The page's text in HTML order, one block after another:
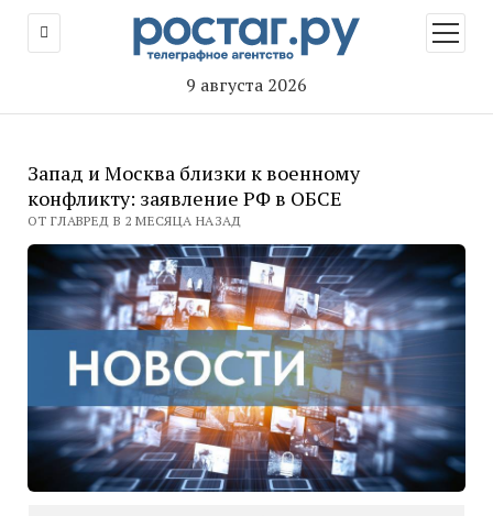
9 августа 2026
меню
Запад и Москва близки к военному
конфликту: заявление РФ в ОБСЕ
ОТ ГЛАВРЕД В 2 МЕСЯЦА НАЗАД